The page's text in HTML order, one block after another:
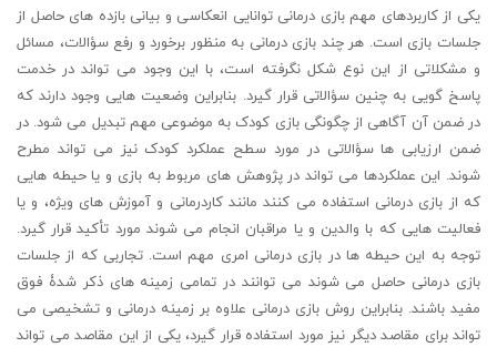
یکی از کاربردهای مهم بازی درمانی توانایی انعکاسی و بیانی بازده های حاصل از
جلسات بازی است. هر چند بازی درمانی به منظور برخورد و رفع سؤالات، مسائل
و مشکلاتی از این نوع شکل نگرفته است، با این وجود می تواند در خدمت
پاسخ گویی به چنین سؤالاتی قرار گیرد. بنابراین وضعیت هایی وجود دارند که
در ضمن آن آگاهی از چگونگی بازی کودک به موضوعی مهم تبدیل می شود. در
ضمن ارزیابی ها سؤالاتی در مورد سطح عملکرد کودک نیز می تواند مطرح
شوند. این عملکردها می تواند در پژوهش های مربوط به بازی و یا حیطه هایی
که از بازی درمانی استفاده می کنند مانند کاردرمانی و آموزش های ویژه، و یا
فعالیت هایی که با والدین و یا مراقبان انجام می شوند مورد تأکید قرار گیرد.
توجه به این حیطه ها در بازی درمانی امری مهم است. تجاربی که از جلسات
بازی درمانی حاصل می شوند می توانند در تمامی زمینه های ذکر شدۀ فوق
مفید باشند. بنابراین روش بازی درمانی علاوه بر زمینه درمانی و تشخیصی می
تواند برای مقاصد دیگر نیز مورد استفاده قرار گیرد، یکی از این مقاصد می تواند